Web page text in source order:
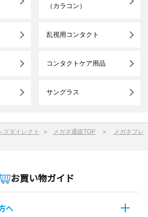
（カラコン）
乱視用コンタクト
コンタクトケア用品
サングラス
ズダイレクト ＞ メガネ通販TOP ＞
メガネフレ
お買い物ガイド
へ